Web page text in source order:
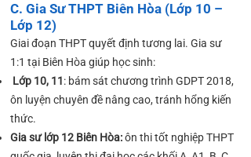
C. Gia Sư THPT Biên Hòa (Lớp 10 –
Lớp 12)
Giai đoạn THPT quyết định tương lai. Gia sư
1:1 tại Biên Hòa giúp học sinh:
Lớp 10, 11: bám sát chương trình GDPT 2018,
ôn luyện chuyên đề nâng cao, tránh hổng kiến
thức.
Gia sư lớp 12 Biên Hòa:ôn thi tốt nghiệp THPT